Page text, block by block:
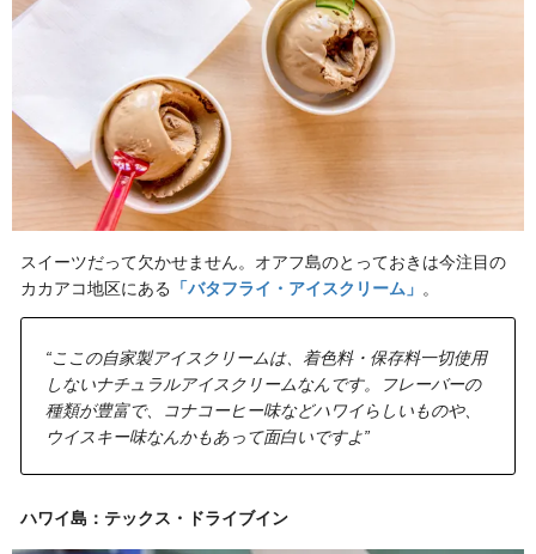
スイーツだって欠かせません。オアフ島のとっておきは今注目の
カカアコ地区にある
「バタフライ・アイスクリーム」 。
“ここの自家製アイスクリームは、着色料・保存料一切使用
しないナチュラルアイスクリームなんです。フレーバーの
種類が豊富で、コナコーヒー味などハワイらしいものや、
ウイスキー味なんかもあって面白いですよ”
ハワイ島：テックス・ドライブイン